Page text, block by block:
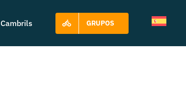
Cambrils GRUPOS